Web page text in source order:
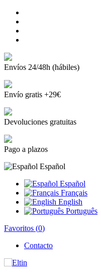
Envíos 24/48h (hábiles)
Envío gratis +29€
Devoluciones gratuitas
Pago a plazos
Español
Español
Français
English
Português
Favoritos (0)
Contacto